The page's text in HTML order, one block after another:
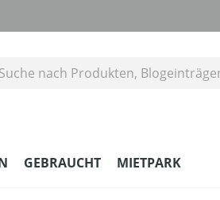
GEBRAUCHT MIETPARK